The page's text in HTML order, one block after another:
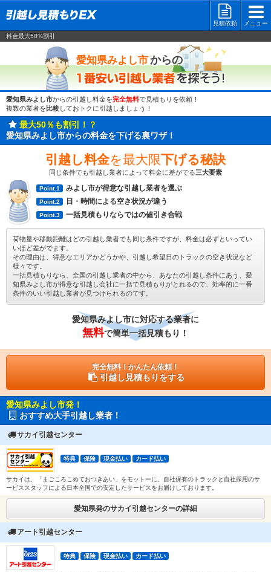
見積依頼
メニュー
料金最大50%割引
愛知県みよし市からの
愛知県みよし市からの引越し料金を完全無料で見積もりを依頼！
複数の業者を 比較しておトクに引越しましょう！
最大50％も割引！？
愛知県みよし市からの料金を下げる裏ワザ！
引越し料金を最大限下げる秘訣
同じ条件でも引越し業者によって料金に差がでる三大要素
Point.1 みよし市が得意な引越し業者を選ぶ
Point.2 日・時間による空き状況が違う
Point.3 一括見積もりならではの値引き合戦
荷物量や移動距離はどの引越し業者でも同じ条件ですが、料金は必ずといってい
いほど差がでます。
その理由は、得意なエリアかどうかや、引越し希望日のトラックの空き状況など
様々です。
一括見積もりなら、全国の引越し業者の中から、あなたの引越し条件にあう、愛
知県みよし市が得意な引越し会社に一括で見積もりがとれるので、効率的に一番
条件のいい引越し業者が見つけられるのです。
愛知県みよし市に対応する業者に
無料で簡単一括見積もり！
完全無料！かんたん依頼！
引越し見積もりをする
愛知県みよし市発！
おすすめ大手引越し業者！
サカイ引越センター
特典 保険 現金払い カード払い
サカイは、「まごころこめておつきあい」をモットーに、自社保有のトラックと自社採用のサ
ービススタッフによる日本全国での安定したサービスをお届けしております。
愛知県発のサカイ引越センターの詳細
アート引越センター
特典 保険 現金払い カード払い